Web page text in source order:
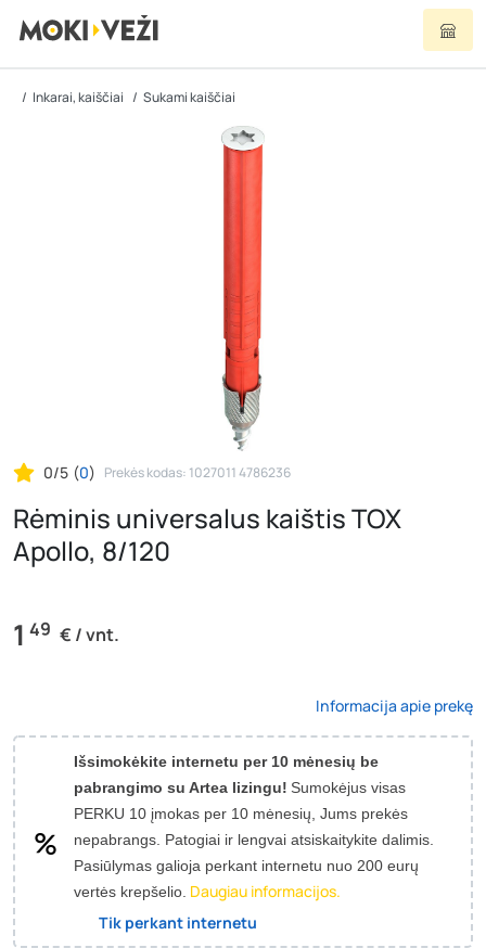
Inkarai, kaiščiai Sukami kaiščiai
0/5 (0) Prekės kodas: 1027011 4786236
Rėminis universalus kaištis TOX
Apollo, 8/120
1 49 € / vnt.
Informacija apie prekę
Išsimokėkite internetu per 10 mėnesių be
pabrangimo su Artea lizingu! Sumokėjus visas
PERKU 10 įmokas per 10 mėnesių, Jums prekės
nepabrangs. Patogiai ir lengvai atsiskaitykite dalimis.
Pasiūlymas galioja perkant internetu nuo 200 eurų
vertės krepšelio. Daugiau informacijos.
Tik perkant internetu